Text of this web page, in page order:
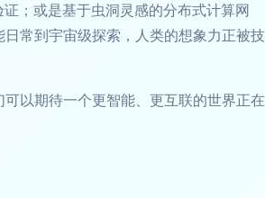
；或是基于虫洞灵感的分布式计算网
常到宇宙级探索，人类的想象力正被技
以期待一个更智能、更互联的世界正在